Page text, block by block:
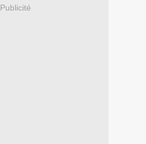
Publicité